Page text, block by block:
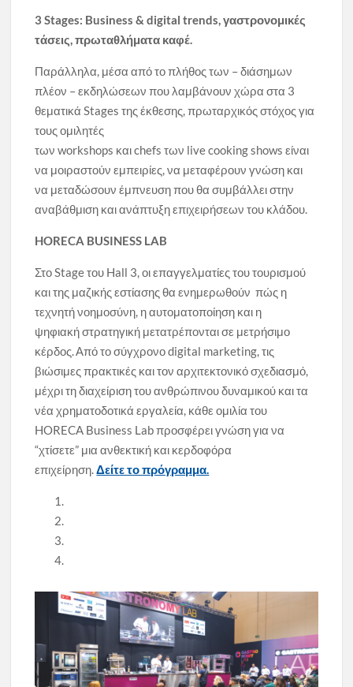
3Stages: Business &digital trends, γαστρονομικές
τάσεις, πρωταθλήματα καφέ.
Παράλληλα, μέσα από το πλήθος των – διάσημων
πλέον – εκδηλώσεων που λαμβάνουν χώρα στα 3
θεματικά Stages της έκθεσης, πρωταρχικός στόχος για
τους ομιλητές
των workshops και chefs των live cooking shows είναι
να μοιραστούν εμπειρίες, να μεταφέρουν γνώση και
να μεταδώσουν έμπνευση που θα συμβάλλει στην
αναβάθμιση και ανάπτυξη επιχειρήσεων του κλάδου.
HORECA BUSINESS LAB
Στο Stage του Hall 3, οι επαγγελματίες του τουρισμού
και της μαζικής εστίασης θα ενημερωθούν πώς η
τεχνητή νοημοσύνη, η αυτοματοποίηση και η
ψηφιακή στρατηγική μετατρέπονται σε μετρήσιμο
κέρδος. Από το σύγχρονο digital marketing, τις
βιώσιμες πρακτικές και τον αρχιτεκτονικό σχεδιασμό,
μέχρι τη διαχείριση του ανθρώπινου δυναμικού και τα
νέα χρηματοδοτικά εργαλεία, κάθε ομιλία του
HORECA Business Lab προσφέρει γνώση για να
“χτίσετε” μια ανθεκτική και κερδοφόρα
επιχείρηση.Δείτε το πρόγραμμα.